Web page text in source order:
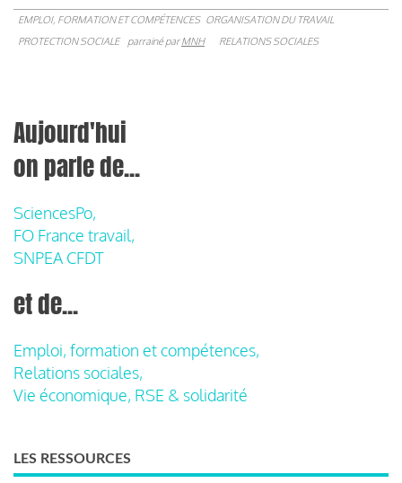
EMPLOI, FORMATION ET COMPÉTENCES ORGANISATION DU TRAVAIL
PROTECTION SOCIALE
parrainé parMNH RELATIONS SOCIALES
Aujourd'hui
on parle de...
SciencesPo,
FO France travail,
SNPEA CFDT
et de...
Emploi, formation et compétences,
Relations sociales,
Vie économique, RSE & solidarité
LES RESSOURCES